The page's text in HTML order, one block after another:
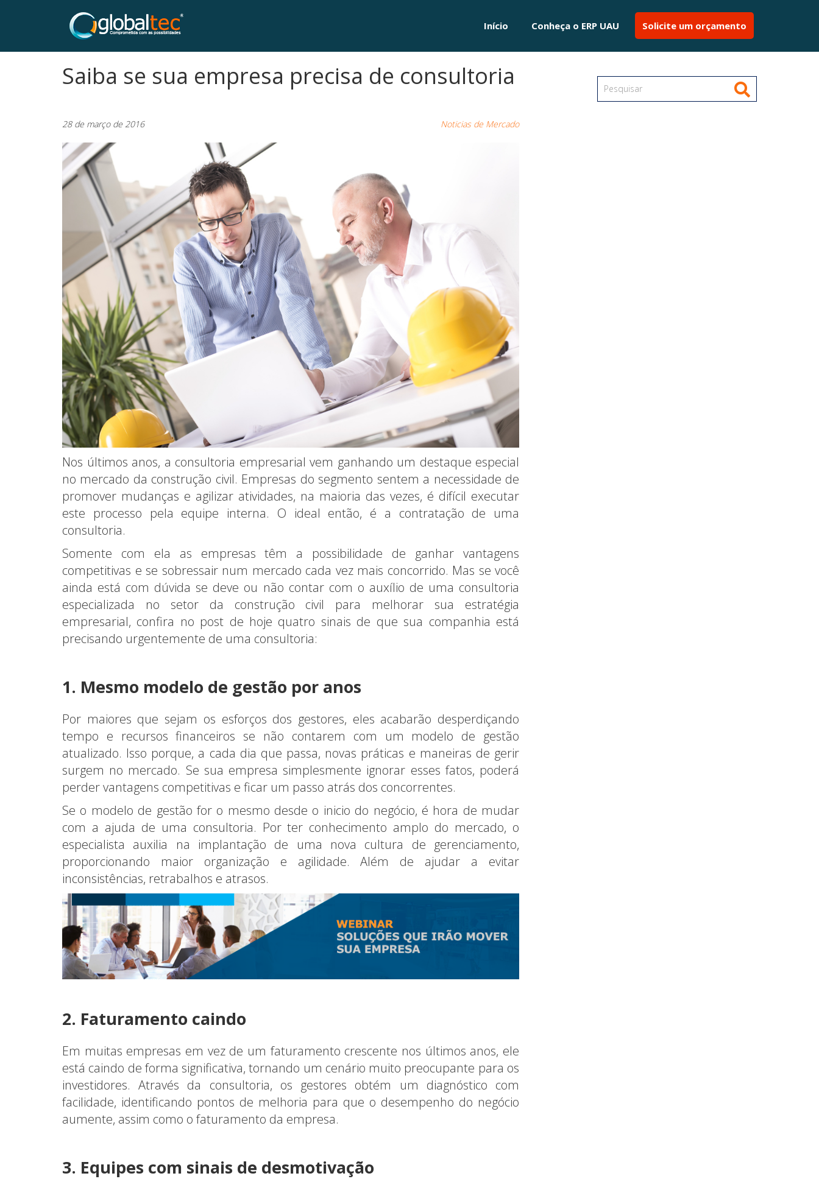
Início Conheça o ERP UAU Solicite um orçamento
Saiba se sua empresa precisa de consultoria
28 de março de 2016 Noticias de Mercado
Nos últimos anos, a consultoria empresarial vem ganhando um destaque especial
no mercado da construção civil. Empresas do segmento sentem a necessidade de
promover mudanças e agilizar atividades, na maioria das vezes, é difícil executar
este processo pela equipe interna. O ideal então, é a contratação de uma
consultoria.
Somente com ela as empresas têm a possibilidade de ganhar vantagens
competitivas e se sobressair num mercado cada vez mais concorrido. Mas se você
ainda está com dúvida se deve ou não contar com o auxílio de uma consultoria
especializada no setor da construção civil para melhorar sua estratégia
empresarial, confira no post de hoje quatro sinais de que sua companhia está
precisando urgentemente de uma consultoria:
1. Mesmo modelo de gestão por anos
Por maiores que sejam os esforços dos gestores, eles acabarão desperdiçando
tempo e recursos financeiros se não contarem com um modelo de gestão
atualizado. Isso porque, a cada dia que passa, novas práticas e maneiras de gerir
surgem no mercado. Se sua empresa simplesmente ignorar esses fatos, poderá
perder vantagens competitivas e ficar um passo atrás dos concorrentes.
Se o modelo de gestão for o mesmo desde o inicio do negócio, é hora de mudar
com a ajuda de uma consultoria. Por ter conhecimento amplo do mercado, o
especialista auxilia na implantação de uma nova cultura de gerenciamento,
proporcionando maior organização e agilidade. Além de ajudar a evitar
inconsistências, retrabalhos e atrasos.
2. Faturamento caindo
Em muitas empresas em vez de um faturamento crescente nos últimos anos, ele
está caindo de forma significativa, tornando um cenário muito preocupante para os
investidores. Através da consultoria, os gestores obtém um diagnóstico com
facilidade, identificando pontos de melhoria para que o desempenho do negócio
aumente, assim como o faturamento da empresa.
3. Equipes com sinais de desmotivação